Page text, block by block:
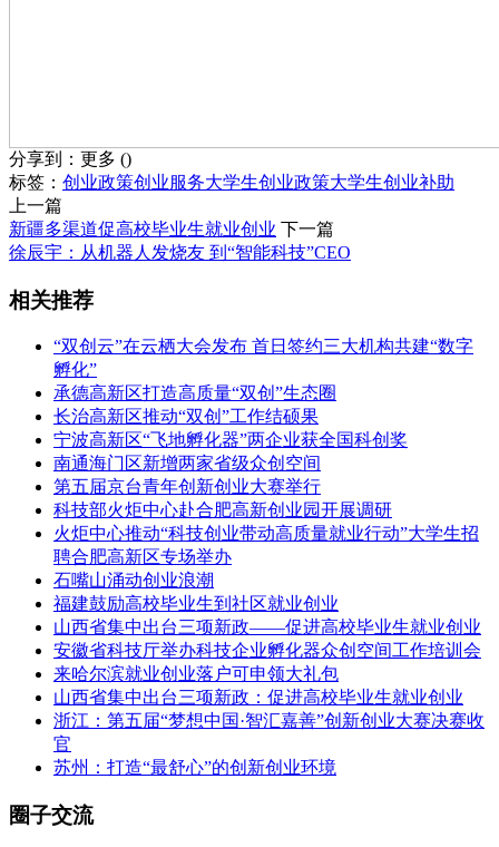
分享到： 更多 ()
标签： 创业政策创业服务大学生创业政策大学生创业补助
上一篇
新疆多渠道促高校毕业生就业创业 下一篇
徐辰宇：从机器人发烧友 到“智能科技”CEO
相关推荐
“双创云”在云栖大会发布 首日签约三大机构共建“数字
孵化”
承德高新区打造高质量“双创”生态圈
长治高新区推动“双创”工作结硕果
宁波高新区“飞地孵化器”两企业获全国科创奖
南通海门区新增两家省级众创空间
第五届京台青年创新创业大赛举行
科技部火炬中心赴合肥高新创业园开展调研
火炬中心推动“科技创业带动高质量就业行动”大学生招
聘合肥高新区专场举办
石嘴山涌动创业浪潮
福建鼓励高校毕业生到社区就业创业
山西省集中出台三项新政——促进高校毕业生就业创业
安徽省科技厅举办科技企业孵化器众创空间工作培训会
来哈尔滨就业创业落户可申领大礼包
山西省集中出台三项新政：促进高校毕业生就业创业
浙江：第五届“梦想中国·智汇嘉善”创新创业大赛决赛收
官
苏州：打造“最舒心”的创新创业环境
圈子交流